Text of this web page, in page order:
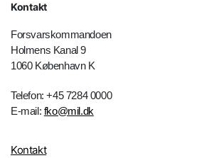
Kontakt
Forsvarskommandoen
Holmens Kanal 9
1060 København K
Telefon: +45 7284 0000
E-mail: fko@mil.dk
Kontakt